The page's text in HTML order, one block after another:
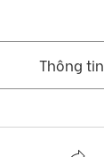
Thông tin